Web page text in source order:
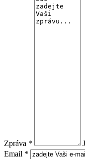
Zpráva *
Email *